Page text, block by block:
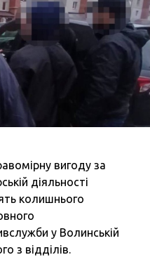
вигоду за
діяльності
колишнього
у Волинській
з відділів.